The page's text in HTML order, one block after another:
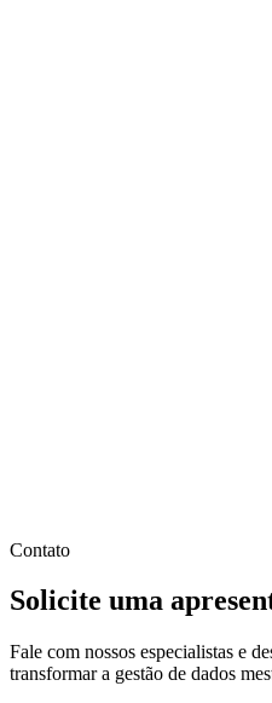
Contato
Solicite uma
Fale com nossos especialistas e
transformar a gestão de dados